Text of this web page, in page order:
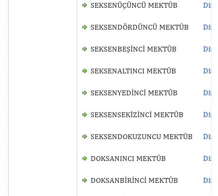
SEKSENÜÇÜNCÜ MEKTÛB
SEKSENDÖRDÜNCÜ MEKTÛB
SEKSENBEŞİNCİ MEKTÛB
SEKSENALTINCI MEKTÛB
SEKSENYEDİNCİ MEKTÛB
SEKSENSEKİZİNCİ MEKTÛB
SEKSENDOKUZUNCU MEKTÛB
DOKSANINCI MEKTÛB
DOKSANBİRİNCİ MEKTÛB